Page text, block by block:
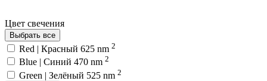
Цвет свечения
Выбрать все
Red | Красный 625 nm 2
Blue | Синий 470 nm 2
Green | Зелёный 525 nm 2